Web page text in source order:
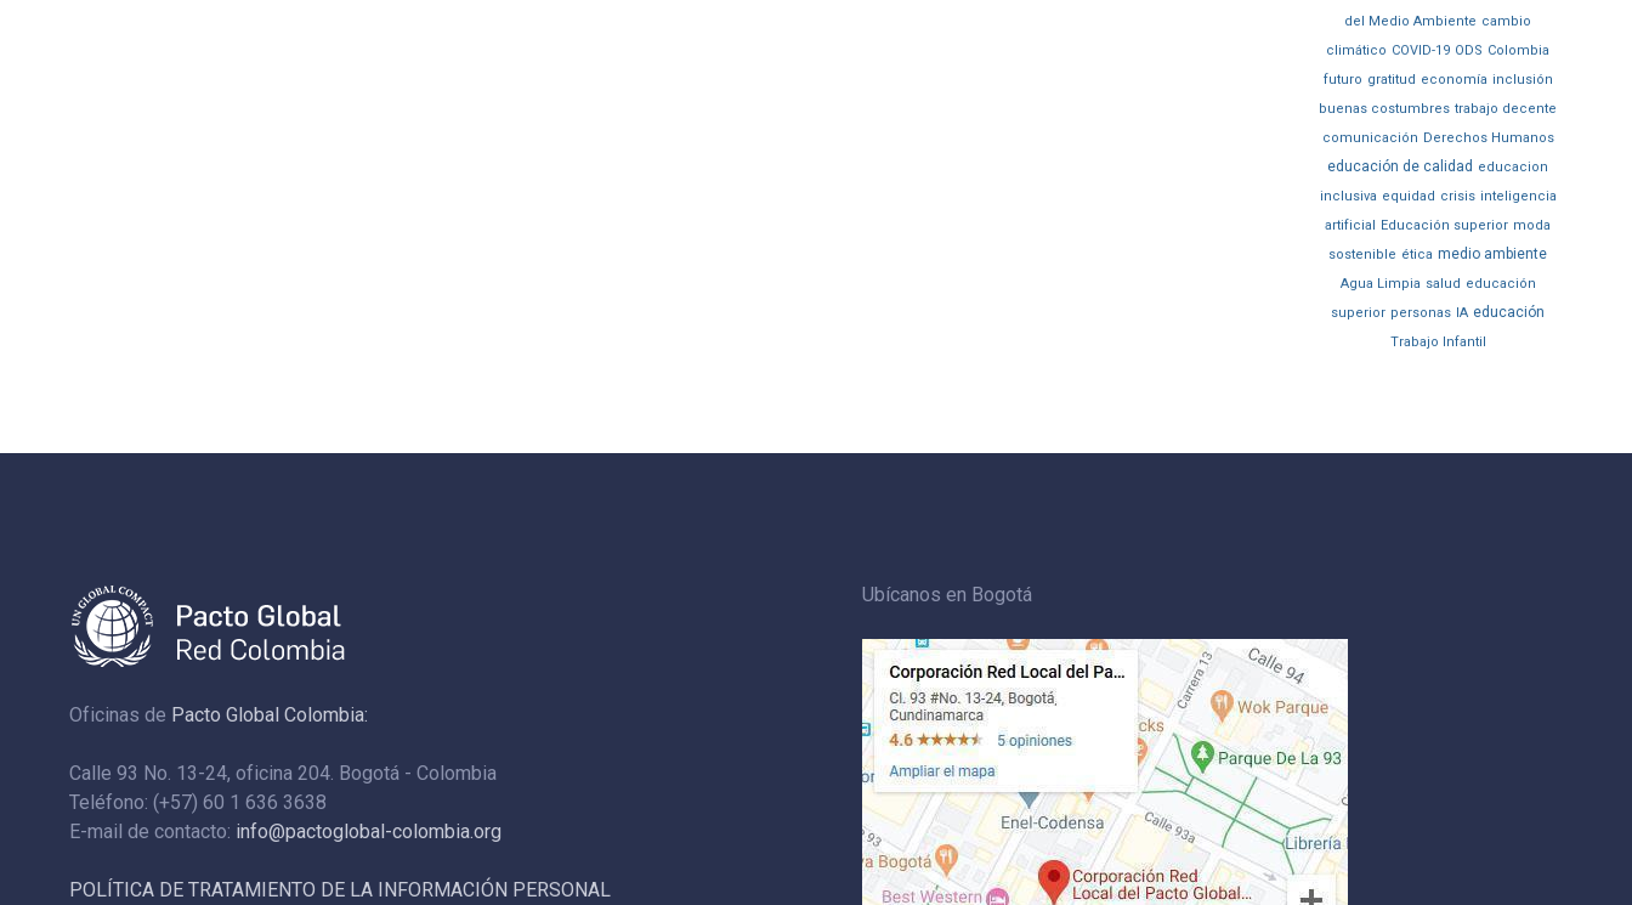
del Medio Ambiente cambio
climático COVID-19 ODS Colombia
futuro gratitud economía inclusión
buenas costumbres trabajo decente
comunicación Derechos Humanos
educación de calidad educacion
inclusiva equidad crisis inteligencia
artificial Educación superior moda
sostenible ética medio ambiente
Agua Limpia salud educación
superior personas IA educación
Trabajo Infantil
Oficinas de Pacto Global Colombia:
Calle 93 No. 13-24, oficina 204. Bogotá - Colombia
Teléfono: (+57) 60 1 636 3638
E-mail de contacto: info@pactoglobal-colombia.org
POLÍTICA DE TRATAMIENTO DE LA INFORMACIÓN PERSONAL
Ubícanos en Bogotá